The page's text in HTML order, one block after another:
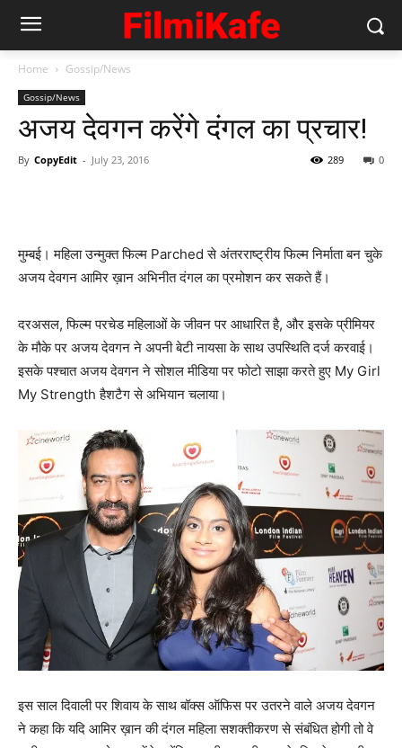
Home Gossip/News
Gossip/News
अजय देवगन करेंगे दंगल का प्रचार!
By CopyEdit - July 23, 2016 0
289
मुम्‍बई। महिला उन्‍मुक्‍त फिल्‍म Parched से अंतरराष्‍ट्रीय फिल्‍म निर्माता बन चुके
अजय देवगन आमिर ख़ान अभिनीत दंगल का प्रमोशन कर सकते हैं।
दरअसल, फिल्‍म परचेड महिलाओं के जीवन पर आधारित है, और इसके प्रीमियर
के मौके पर अजय देवगन ने अपनी बेटी नायसा के साथ उपस्‍थिति दर्ज करवाई।
इसके पश्‍चात अजय देवगन ने सोशल मीडिया पर फोटो साझा करते हुए My Girl
My Strength हैशटैग से अभियान चलाया।
इस साल दिवाली पर शिवाय के साथ बॉक्‍स ऑफिस पर उतरने वाले अजय देवगन
ने कहा कि यदि आमिर ख़ान की दंगल महिला सशक्तीकरण से संबंधित होगी तो वे